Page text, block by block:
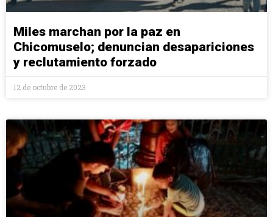
Miles marchan por la paz en
Chicomuselo; denuncian desapariciones
y reclutamiento forzado
12 de octubre de 2023